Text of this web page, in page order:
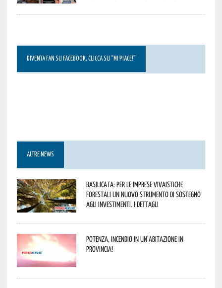
DIVENTA FAN SU FACEBOOK, CLICCA SU “MI PIACE!”
ALTRE NEWS
Basilicata: per le imprese vivaistiche
forestali un nuovo strumento di sostegno
agli investimenti. I dettagli
Potenza, incendio in un’abitazione in
provincia!